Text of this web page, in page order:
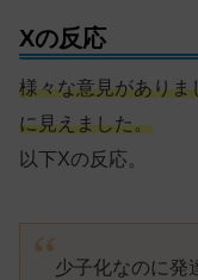
Xの反応
様々な意見がありま
に見えました。
以下Xの反応。
少子化なのに発